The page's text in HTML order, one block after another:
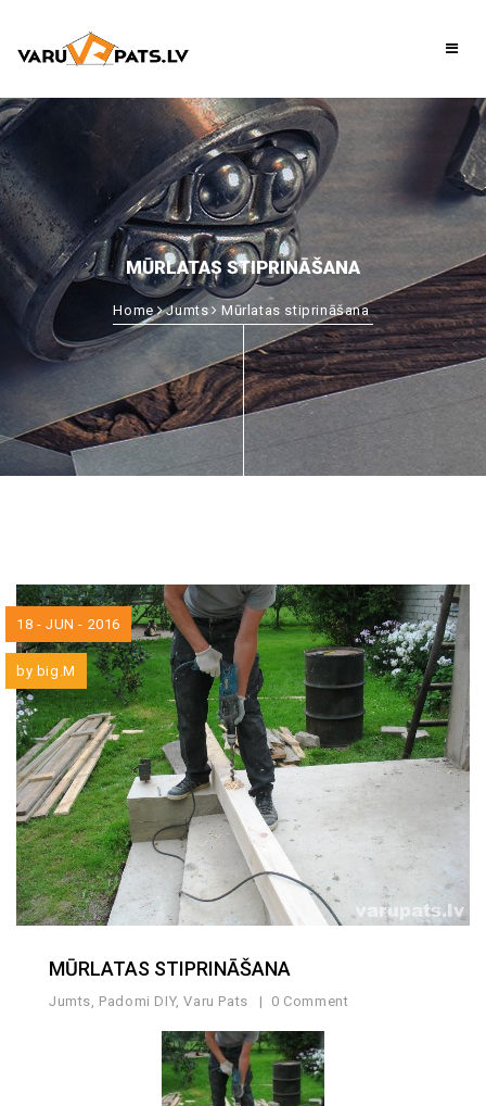
MŪRLATAS STIPRINĀŠANA
Home Jumts Mūrlatas stiprināšana
18 - JUN - 2016
by big.M
MŪRLATAS STIPRINĀŠANA
Jumts Padomi DIY,Varu Pats 0 Comment